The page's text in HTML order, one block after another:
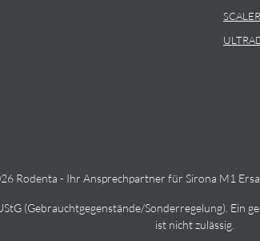
Rodenta - Ihr Ansprechpartner für Sirona M1
(Gebrauchtgegenstände/Sonderregelung).
ist nicht zulässig.